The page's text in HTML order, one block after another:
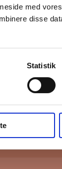
med
disse
Statistik
vores
til salg og